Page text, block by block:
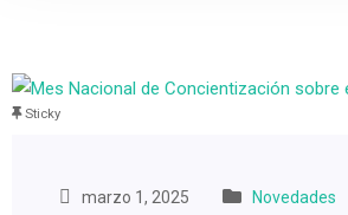
Sticky
marzo 1, 2025 Novedades